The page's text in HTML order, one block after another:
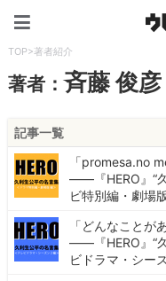
TOP>著者紹介
著者：斉藤 俊彦
記事一覧
「promesa.no
――『HERO』“
ビ特別編・劇場
「どんなことが
――『HERO』“
ビドラマ・シー